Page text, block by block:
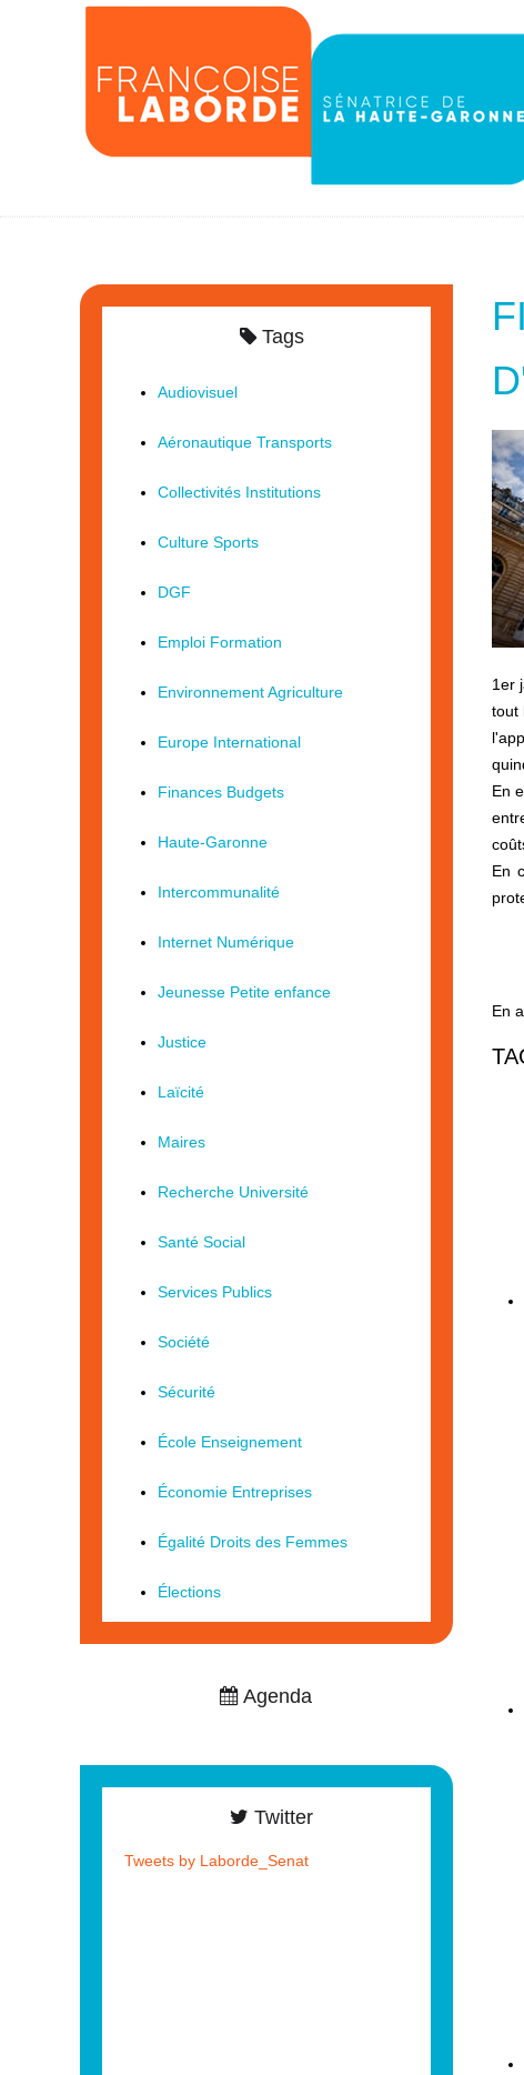
1er
tout
En
En
En
Tags
Audiovisuel
Aéronautique Transports
Collectivités Institutions
Culture Sports
DGF
Emploi Formation
Environnement Agriculture
Europe International
Finances Budgets
Haute-Garonne
Intercommunalité
Internet Numérique
Jeunesse Petite enfance
Justice
Laïcité
Maires
Recherche Université
Santé Social
Services Publics
Société
Sécurité
École Enseignement
Économie Entreprises
Égalité Droits des Femmes
Élections
Agenda
Twitter
Tweets by Laborde_Senat